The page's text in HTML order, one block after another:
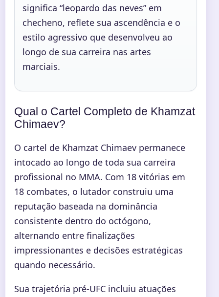
significa “leopardo das neves” em
checheno, reflete sua ascendência e o
estilo agressivo que desenvolveu ao
longo de sua carreira nas artes
marciais.
Qual o Cartel Completo de Khamzat
Chimaev?
O cartel de Khamzat Chimaev permanece
intocado ao longo de toda sua carreira
profissional no MMA. Com 18 vitórias em
18 combates, o lutador construiu uma
reputação baseada na dominância
consistente dentro do octógono,
alternando entre finalizações
impressionantes e decisões estratégicas
quando necessário.
Sua trajetória pré-UFC incluiu atuações